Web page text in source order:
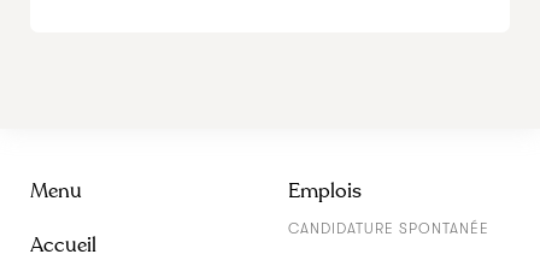
Menu
Accueil
Emplois
CANDIDATURE SPONTANÉE